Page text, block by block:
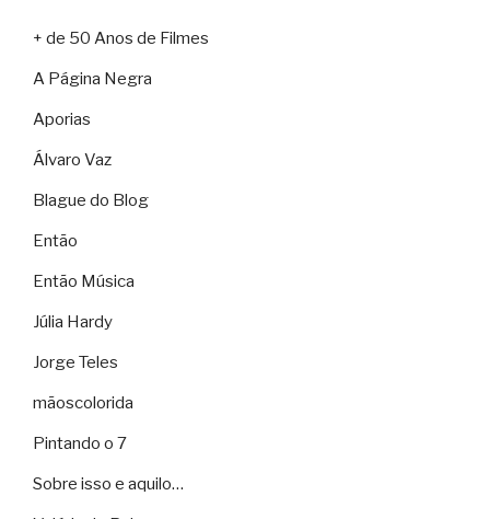
+ de 50 Anos de Filmes
A Página Negra
Aporias
Álvaro Vaz
Blague do Blog
Então
Então Música
Júlia Hardy
Jorge Teles
mãoscolorida
Pintando o 7
Sobre isso e aquilo…